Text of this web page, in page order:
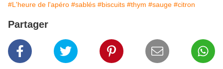
#L'heure de l'apéro #sablés #biscuits #thym #sauge #citron
Partager